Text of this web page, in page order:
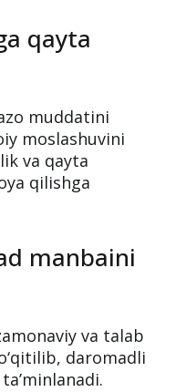
qayta
muddatini
moslashuvini
va qayta
qilishga
manbaini
va talab
daromadli